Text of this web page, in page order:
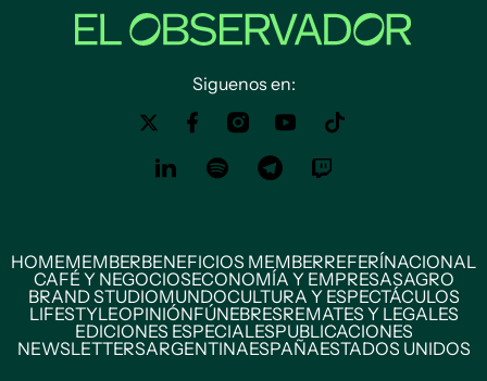
Siguenos en:
HOMEMEMBERBENEFICIOS MEMBERREFERÍNACIONAL
CAFÉ Y NEGOCIOSECONOMÍA Y EMPRESASAGRO
BRAND STUDIOMUNDOCULTURA Y ESPECTÁCULOS
LIFESTYLEOPINIÓNFÚNEBRESREMATES Y LEGALES
EDICIONES ESPECIALESPUBLICACIONES
NEWSLETTERSARGENTINAESPAÑAESTADOS UNIDOS